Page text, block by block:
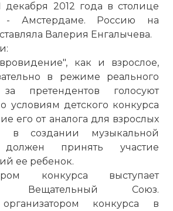
2012 года в столице
- Амстердаме. Россию на
Валерия Енгалычева.
как и взрослое,
в режиме реального
претендентов голосуют
условиям детского конкурса
его от аналога для взрослых
в создании музыкальной
принять участие
ее ребенок.
конкурса выступает
Вещательный Союз.
конкурса в